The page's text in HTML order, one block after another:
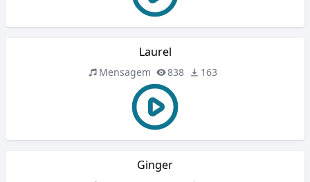
Laurel
Mensagem 838 163
Ginger